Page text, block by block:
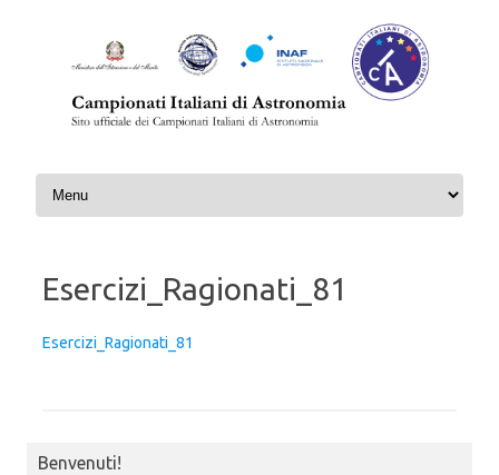
Skip to content
Esercizi_Ragionati_81
Esercizi_Ragionati_81
Benvenuti!